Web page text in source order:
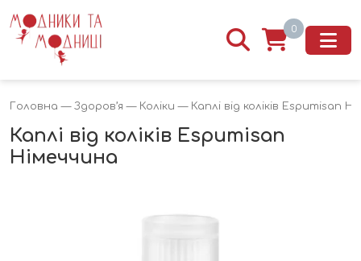
0
Головна — Здоров’я — Коліки — Каплі від коліків Espumisan
Каплі від коліків Espumisan
Німеччина